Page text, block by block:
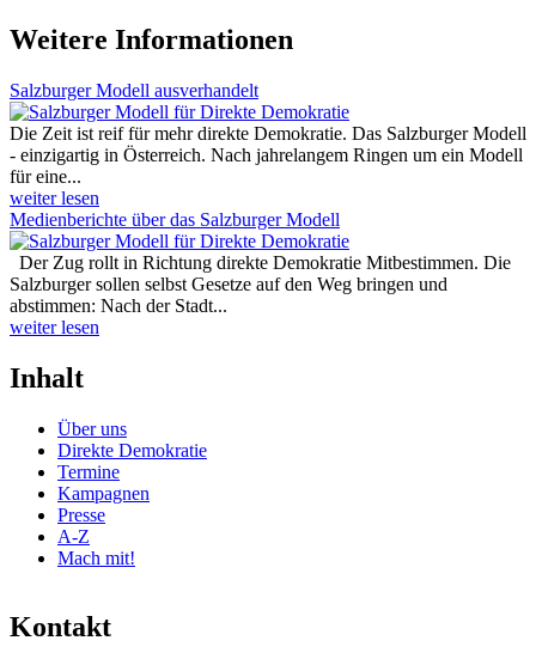
Weitere Informationen
Salzburger Modell ausverhandelt
Die Zeit ist reif für mehr direkte Demokratie. Das Salzburger Modell
- einzigartig in Österreich. Nach jahrelangem Ringen um ein Modell
für eine...
weiter lesen
Medienberichte über das Salzburger Modell
Der Zug rollt in Richtung direkte Demokratie Mitbestimmen. Die
Salzburger sollen selbst Gesetze auf den Weg bringen und
abstimmen: Nach der Stadt...
weiter lesen
Inhalt
Über uns
Direkte Demokratie
Termine
Kampagnen
Presse
A-Z
Mach mit!
Kontakt